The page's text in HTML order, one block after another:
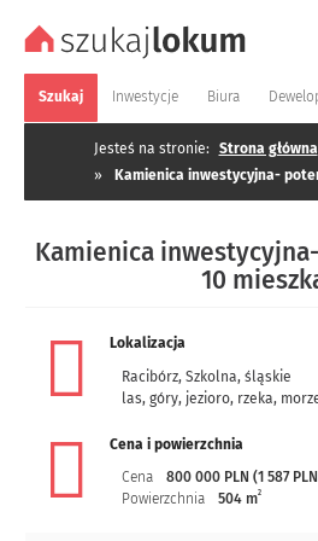
Szukaj Inwestycje Biura
Jesteś na stronie: Strona główna
»
Kamienica inwestycyjna-
Kamienica
10
Lokalizacja
Racibórz, Szkolna, śląskie
las, góry, jezioro, rzeka,
Cena i powierzchnia
Cena
800 000 PLN (1 587
Powierzchnia
504 m2